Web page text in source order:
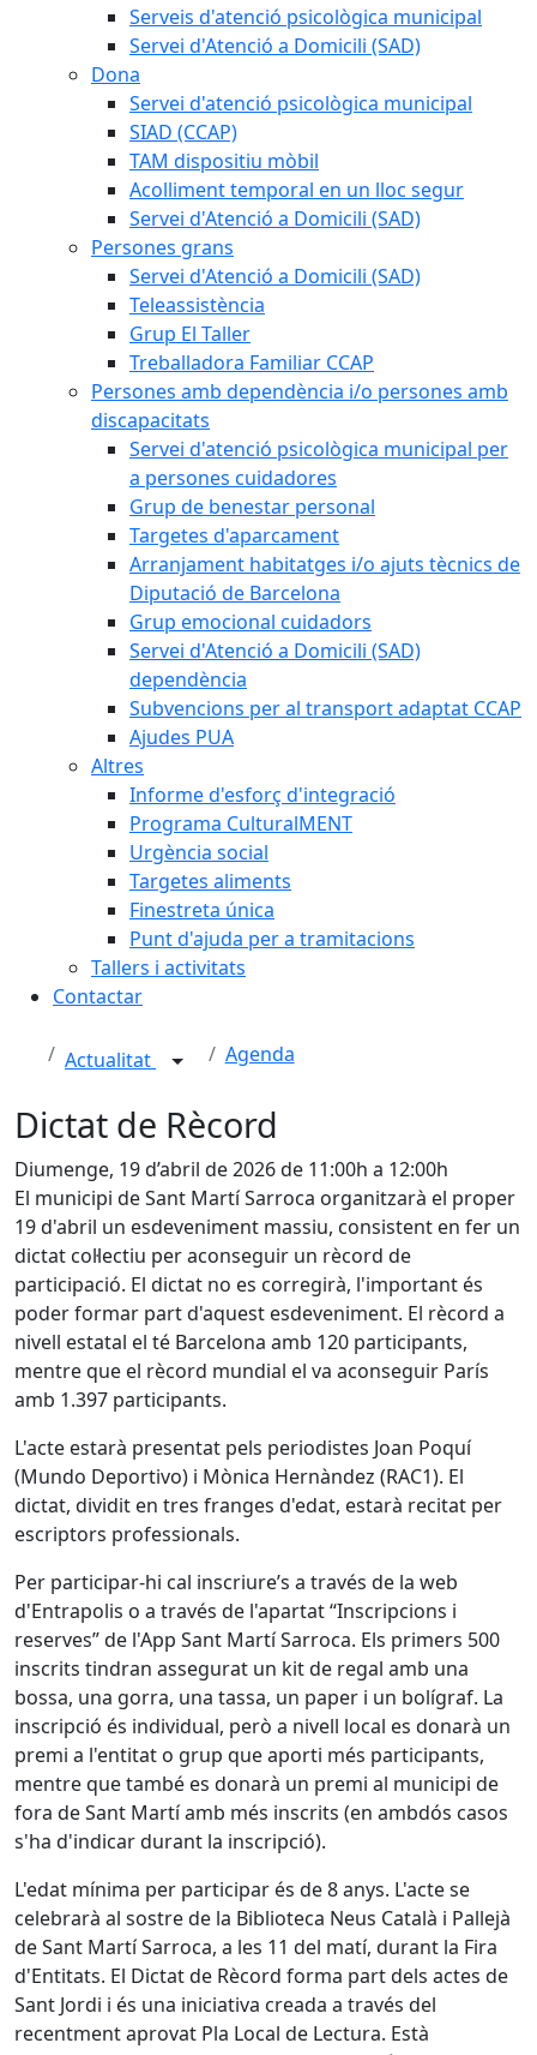
Serveis d'atenció psicològica municipal
Servei d'Atenció a Domicili (SAD)
Dona
Servei d'atenció psicològica municipal
SIAD (CCAP)
TAM dispositiu mòbil
Acolliment temporal en un lloc segur
Servei d'Atenció a Domicili (SAD)
Persones grans
Servei d'Atenció a Domicili (SAD)
Teleassistència
Grup El Taller
Treballadora Familiar CCAP
Persones amb dependència i/o persones amb
discapacitats
Servei d'atenció psicològica municipal per
a persones cuidadores
Grup de benestar personal
Targetes d'aparcament
Arranjament habitatges i/o ajuts tècnics de
Diputació de Barcelona
Grup emocional cuidadors
Servei d'Atenció a Domicili (SAD)
dependència
Subvencions per al transport adaptat CCAP
Ajudes PUA
Altres
Informe d'esforç d'integració
Programa CulturalMENT
Urgència social
Targetes aliments
Finestreta única
Punt d'ajuda per a tramitacions
Tallers i activitats
Contactar
Actualitat Agenda
Dictat de Rècord
Diumenge, 19 d’abril de 2026 de 11:00h a 12:00h
El municipi de Sant Martí Sarroca organitzarà el proper
19 d'abril un esdeveniment massiu, consistent en fer un
dictat col·lectiu per aconseguir un rècord de
participació. El dictat no es corregirà, l'important és
poder formar part d'aquest esdeveniment. El rècord a
nivell estatal el té Barcelona amb 120 participants,
mentre que el rècord mundial el va aconseguir París
amb 1.397 participants.
L'acte estarà presentat pels periodistes Joan Poquí
(Mundo Deportivo) i Mònica Hernàndez (RAC1). El
dictat, dividit en tres franges d'edat, estarà recitat per
escriptors professionals.
Per participar-hi cal inscriure’s a través de la web
d'Entrapolis o a través de l'apartat “Inscripcions i
reserves” de l'App Sant Martí Sarroca. Els primers 500
inscrits tindran assegurat un kit de regal amb una
bossa, una gorra, una tassa, un paper i un bolígraf. La
inscripció és individual, però a nivell local es donarà un
premi a l'entitat o grup que aporti més participants,
mentre que també es donarà un premi al municipi de
fora de Sant Martí amb més inscrits (en ambdós casos
s'ha d'indicar durant la inscripció).
L'edat mínima per participar és de 8 anys. L'acte se
celebrarà al sostre de la Biblioteca Neus Català i Pallejà
de Sant Martí Sarroca, a les 11 del matí, durant la Fira
d'Entitats. El Dictat de Rècord forma part dels actes de
Sant Jordi i és una iniciativa creada a través del
recentment aprovat Pla Local de Lectura. Està